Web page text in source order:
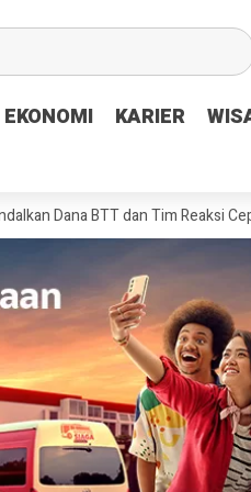
EKONOMI KARIER
EKONOMI KARIER
BTT dan Tim Reaksi Cepat